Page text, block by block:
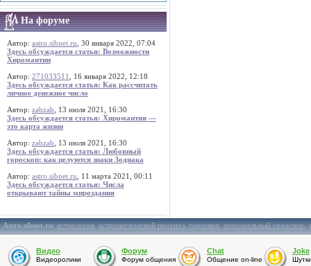
На форуме
Автор: astro.sibnet.ru , 30 января 2022, 07:04
Здесь обсуждается статья: Возможности
Хиромантии
Автор: 271033511
, 16 января 2022, 12:18
Здесь обсуждается статья: Как рассчитать
личное денежное число
Автор: zabzab , 13 июля 2021, 16:30
Здесь обсуждается статья: Хиромантия —
это карта жизни
Автор: zabzab , 13 июля 2021, 16:30
Здесь обсуждается статья: Любовный
гороскоп: как целуются знаки Зодиака
Автор: astro.sibnet.ru , 11 марта 2021, 00:11
Здесь обсуждается статья: Числа
открывают тайны мироздания
Astro.sibnet.ru:астрология,астрологический прогноз,гороскоп,персональный гороскоп,
Видео
Видеоролики
Форум
Форум общения
Chat
Общение on-line
Joke